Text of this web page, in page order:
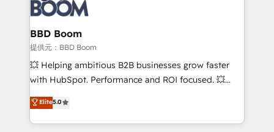
cumulées
Complex platform migrations and data cleanups •
Custom APIs and third-party integrations 📈 End-to-
End Revenue Acceleration • Lifecycle marketing and
pipeline growth programs • Sales enablement tools
and CRM optimization • Retention strategies with
Execution • 750+ onboardings and 2,000+
implementations • Deep expertise across marketing,
BBD Boom
提供元：BBD Boom
💥 Helping ambitious B2B businesses grow faster
with HubSpot. Performance and ROI focused. 💥
BBD Boom is the HubSpot partner that can help you
to HubSpot Better. We work with your teams to
solve all your HubSpot challenges and improve user
Elite5.0